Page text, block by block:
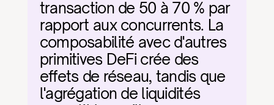
transaction de 50 à 70 % par
rapport aux concurrents. La
composabilité avec d'autres
primitives DeFi crée des
effets de réseau, tandis que
l'agrégation de liquidités